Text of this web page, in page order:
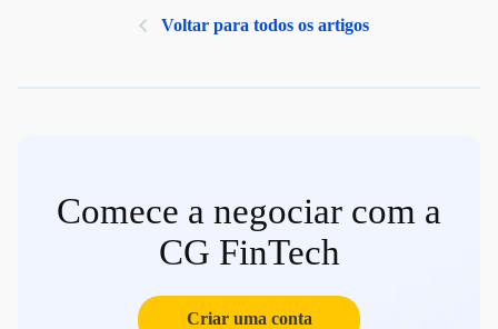
Voltar para todos os artigos
Comece a negociar com a
CG FinTech
Criar uma conta